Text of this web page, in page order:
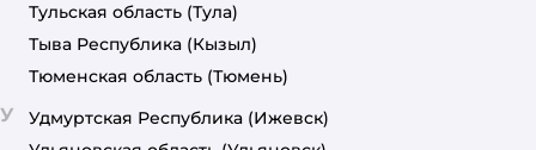
Тульская область (Тула)
Тыва Республика (Кызыл)
Тюменская область (Тюмень)
У Удмуртская Республика (Ижевск)